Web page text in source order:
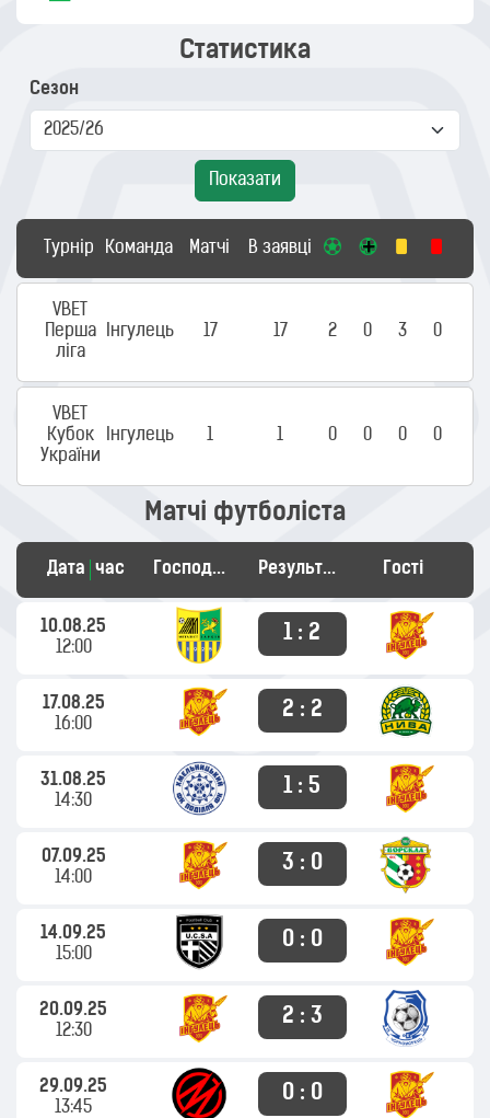
Статистика
Сезон
Показати
Турнір Команда Матчі В заявці
VBET
Перша
ліга
Інгулець 17 17 2 0 3 0
VBET
Кубок
України
Інгулець 1 1 0 0 0 0
Матчі футболіста
Дата час Господарі Результат Гості
10.08.25
12:00
1 : 2
17.08.25
16:00
2 : 2
31.08.25
14:30
1 : 5
07.09.25
14:00
3 : 0
14.09.25
15:00
0 : 0
20.09.25
12:30
2 : 3
29.09.25
13:45
0 : 0